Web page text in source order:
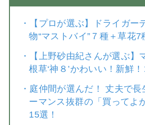
・
【プロが選ぶ】ドライガー
物“マストバイ”７種＋草花7
・
【上野砂由紀さんが選ぶ】
根草‘神８’かわいい！新鮮！
・ 庭仲間が選んだ！ 丈夫で長
ーマンス抜群の「買ってよ
15選！